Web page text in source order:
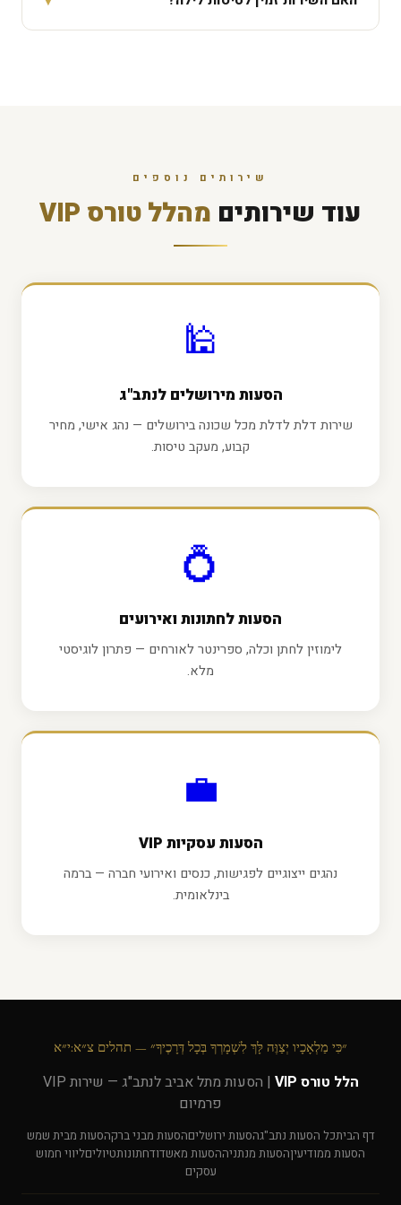
שירותים נוספים
עוד שירותים מהלל טורס VIP
🕌
הסעות מירושלים לנתב"ג
שירות דלת לדלת מכל שכונה בירושלים — נהג אישי, מחיר
קבוע, מעקב טיסות.
💍
הסעות לחתונות ואירועים
לימוזין לחתן וכלה, ספרינטר לאורחים — פתרון לוגיסטי
מלא.
💼
הסעות עסקיות VIP
נהגים ייצוגיים לפגישות, כנסים ואירועי חברה — ברמה
בינלאומית.
״כִּי מַלְאָכָיו יְצַוֶּה לָּךְ לִשְׁמָרְךָ בְּכָל דְּרָכֶיךָ״ — תהלים צ״א:י״א
הלל טורס VIP
| הסעות מתל אביב לנתב"ג — שירות VIP
פרמיום
דף הביתכל הסעות נתב"גהסעות ירושליםהסעות מבני ברקהסעות מבית שמש
הסעות ממודיעיןהסעות מנתניההסעות מאשדודחתונותטיוליםליווי חמוש
עסקים